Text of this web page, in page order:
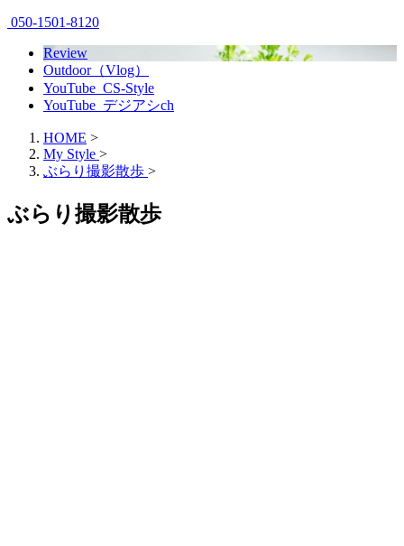
050-1501-8120
Review
Outdoor（Vlog）
YouTube_CS-Style
YouTube_デジアシch
HOME >
My Style >
ぶらり撮影散歩 >
ぶらり撮影散歩